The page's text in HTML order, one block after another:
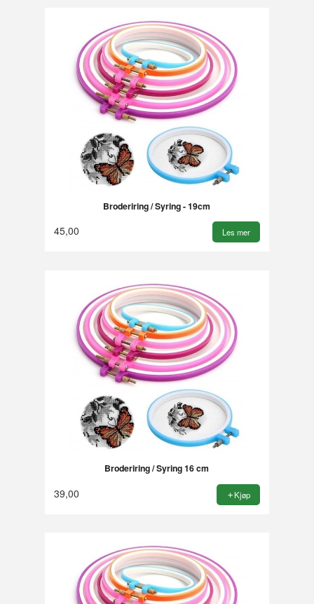
Broderiring / Syring - 19cm
45,00 Les mer
Broderiring / Syring 16 cm
39,00 Kjøp